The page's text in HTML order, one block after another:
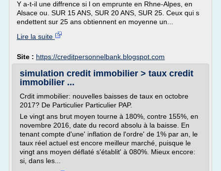
Y a-t-il une diffrence si l on emprunte en Rhne-Alpes, en
Alsace ou. SUR 15 ANS, SUR 20 ANS, SUR 25. Ceux qui s
endettent sur 25 ans obtiennent en moyenne un...
Lire la suite
Site : https://creditpersonnelbank.blogspot.com
simulation credit immobilier > taux credit
immobilier ...
Crdit immobilier: nouvelles baisses de taux en octobre
2017? De Particulier Particulier PAP.
Le vingt ans brut moyen tourne à 180%, contre 155%, en
novembre 2016, date du record absolu à la baisse. En
tenant compte d'une' inflation de l'ordre' de 1% par an, le
taux réel actuel est encore meilleur marché, puisque le
vingt ans moyen déflaté s'établit' à 080%. Mieux encore:
si, dans les...